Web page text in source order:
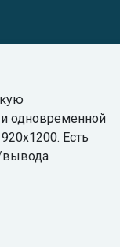
одновременной
Есть
вывода